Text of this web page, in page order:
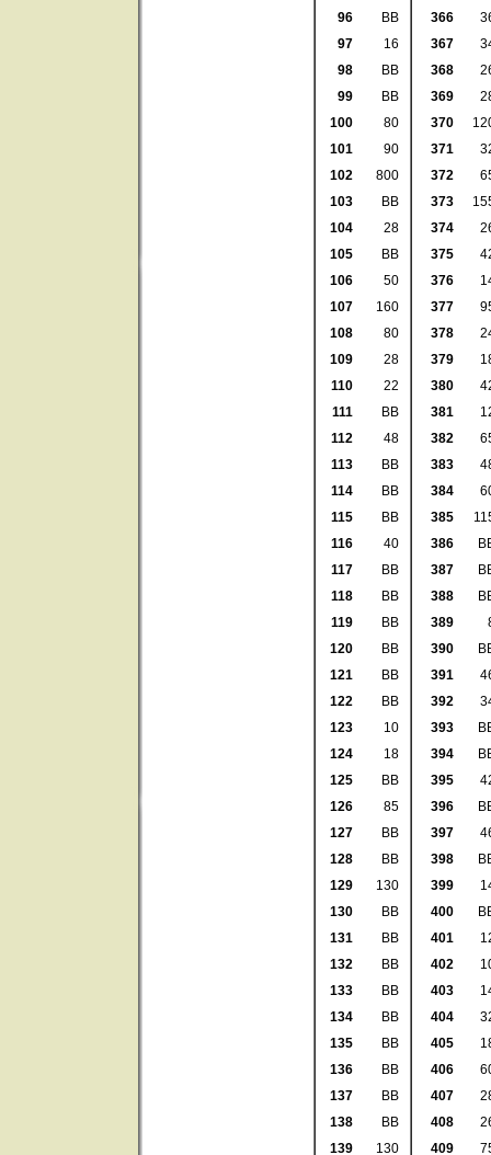
96
BB
97
16
98
BB
99
BB
100
80
101
90
102
800
103
BB
104
28
105
BB
106
50
107
160
108
80
109
28
110
22
111
BB
112
48
113
BB
114
BB
115
BB
116
40
117
BB
118
BB
119
BB
120
BB
121
BB
122
BB
123
10
124
18
125
BB
126
85
127
BB
128
BB
129
130
130
BB
131
BB
132
BB
133
BB
134
BB
135
BB
136
BB
137
BB
138
BB
139
130
366
367
368
369
370
371
372
373
374
375
376
377
378
379
380
381
382
383
384
385
386
387
388
389
390
391
392
393
394
395
396
397
398
399
400
401
402
403
404
405
406
407
408
409